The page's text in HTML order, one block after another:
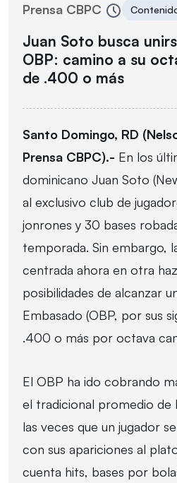
Prensa CBPC
Juan Soto busca
OBP: camino a su
de .400 o más
Santo Domingo, RD
Prensa CBPC).- En los
dominicano Juan Soto
al exclusivo club de
jonrones y 30 bases
temporada. Sin embargo,
centrada ahora en otra
posibilidades de alcanzar
Embasado (OBP, por sus
.400 o más por octava
El OBP ha ido cobrando
el tradicional promedio de
las veces que un jugador
con sus apariciones al
cuenta hits, bases por